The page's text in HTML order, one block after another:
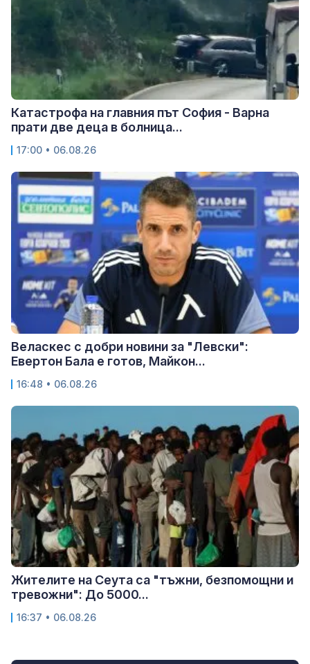
Катастрофа на главния път София - Варна
прати две деца в болница...
17:00 • 06.08.26
Веласкес с добри новини за "Левски":
Евертон Бала е готов, Майкон...
16:48 • 06.08.26
Жителите на Сеута са "тъжни, безпомощни и
тревожни": До 5000...
16:37 • 06.08.26